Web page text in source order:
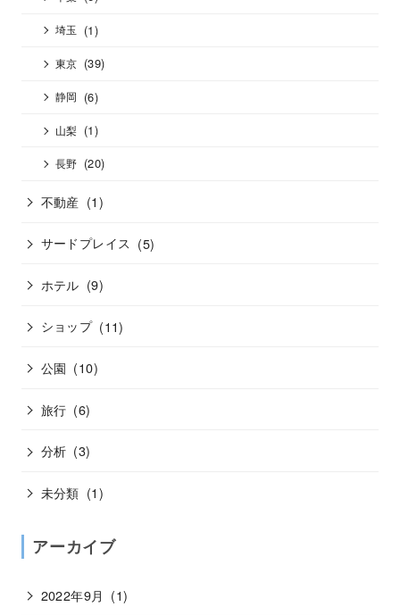
埼玉 (1)
東京 (39)
静岡 (6)
山梨 (1)
長野 (20)
不動産 (1)
サードプレイス (5)
ホテル (9)
ショップ (11)
公園 (10)
旅行 (6)
分析 (3)
未分類 (1)
アーカイブ
2022年9月 (1)